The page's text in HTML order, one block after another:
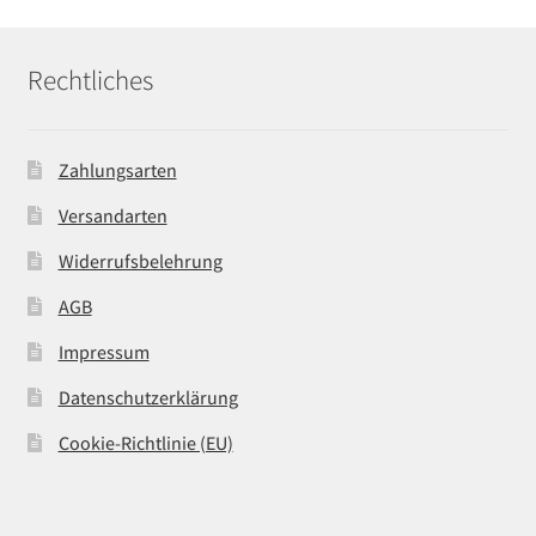
Rechtliches
Zahlungsarten
Versandarten
Widerrufsbelehrung
AGB
Impressum
Datenschutzerklärung
Cookie-Richtlinie (EU)